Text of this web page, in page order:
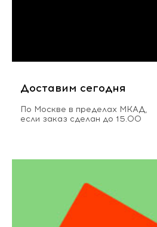
Доставим сегодня
По Москве в пределах МКАД,
если заказ сделан до 15.00